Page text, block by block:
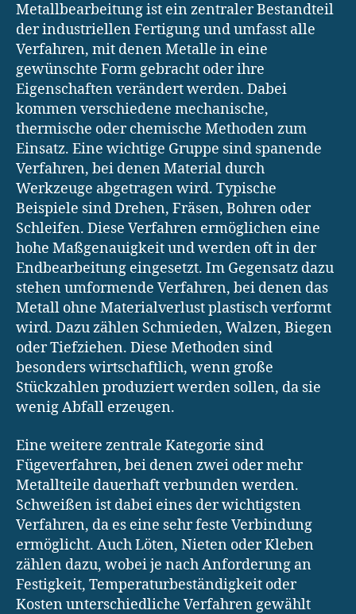
Metallbearbeitung ist ein zentraler Bestandteil
der industriellen Fertigung und umfasst alle
Verfahren, mit denen Metalle in eine
gewünschte Form gebracht oder ihre
Eigenschaften verändert werden. Dabei
kommen verschiedene mechanische,
thermische oder chemische Methoden zum
Einsatz. Eine wichtige Gruppe sind spanende
Verfahren, bei denen Material durch
Werkzeuge abgetragen wird. Typische
Beispiele sind Drehen, Fräsen, Bohren oder
Schleifen. Diese Verfahren ermöglichen eine
hohe Maßgenauigkeit und werden oft in der
Endbearbeitung eingesetzt. Im Gegensatz dazu
stehen umformende Verfahren, bei denen das
Metall ohne Materialverlust plastisch verformt
wird. Dazu zählen Schmieden, Walzen, Biegen
oder Tiefziehen. Diese Methoden sind
besonders wirtschaftlich, wenn große
Stückzahlen produziert werden sollen, da sie
wenig Abfall erzeugen.
Eine weitere zentrale Kategorie sind
Fügeverfahren, bei denen zwei oder mehr
Metallteile dauerhaft verbunden werden.
Schweißen ist dabei eines der wichtigsten
Verfahren, da es eine sehr feste Verbindung
ermöglicht. Auch Löten, Nieten oder Kleben
zählen dazu, wobei je nach Anforderung an
Festigkeit, Temperaturbeständigkeit oder
Kosten unterschiedliche Verfahren gewählt